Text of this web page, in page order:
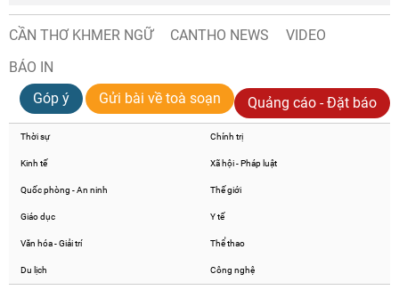
CẦN THƠ KHMER NGỮ CANTHO NEWS
VIDEO
BÁO IN
Góp ý
Gửi bài về toà soạn Quảng cáo - Đặt báo
Thời sự Chính trị
Kinh tế Xã hội - Pháp luật
Quốc phòng - An ninh Thế giới
Giáo dục Y tế
Văn hóa - Giải trí Thể thao
Du lịch Công nghệ